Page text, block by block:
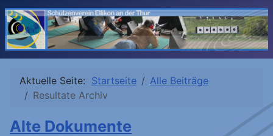
Aktuelle Seite: Startseite
Alle Beiträge
Resultate Archiv
Alte Dokumente